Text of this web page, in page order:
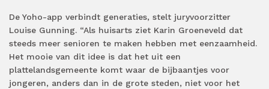
De Yoho-app verbindt generaties, stelt juryvoorzitter
Louise Gunning. “Als huisarts ziet Karin Groeneveld dat
steeds meer senioren te maken hebben met eenzaamheid.
Het mooie van dit idee is dat het uit een
plattelandsgemeente komt waar de bijbaantjes voor
jongeren, anders dan in de grote steden, niet voor het